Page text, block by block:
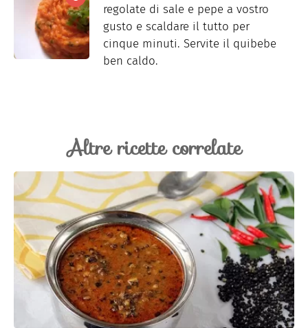
regolate di sale e pepe a vostro
gusto e scaldare il tutto per
cinque minuti. Servite il quibebe
ben caldo.
Altre ricette correlate